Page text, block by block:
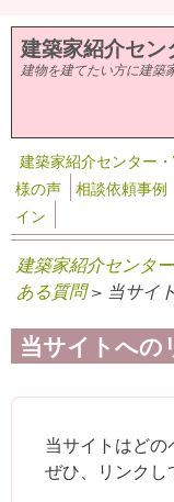
メインコンテンツに
建築家紹介セン
建物を建てたい方に建築
建築家紹介センター
様の声
相談依頼事例
イン
建築家紹介センタ
ある質問> 当サイ
当サイトへの
当サイトはどの
ぜひ、リンクし